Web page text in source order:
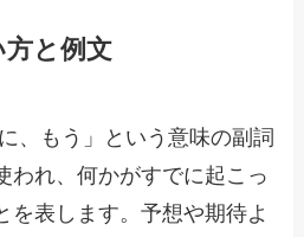
方と例文
、もう」という意味の副詞
われ、何かがすでに起こっ
を表します。予想や期待よ